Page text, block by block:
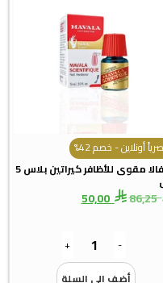
أونلاين - خصم 42%
مافالا مقوى للأظافر كيراتين بلاس 5
86,25
50,00
-
+
أضف الى السلة